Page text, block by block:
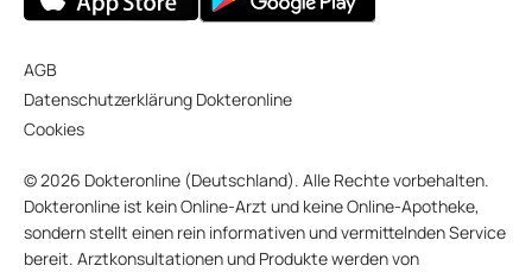
AGB
Datenschutzerklärung Dokteronline
Cookies
© 2026 Dokteronline (Deutschland). Alle Rechte vorbehalten.
Dokteronline ist kein Online-Arzt und keine Online-Apotheke,
sondern stellt einen rein informativen und vermittelnden Service
bereit. Arztkonsultationen und Produkte werden von